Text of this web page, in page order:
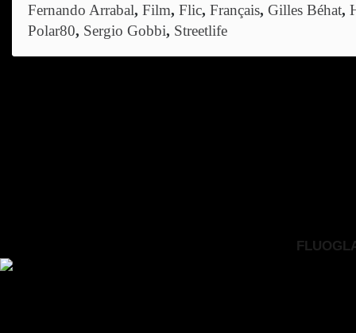
Fernando Arrabal, Film, Flic, Français, Gilles Béhat,
Polar80, Sergio Gobbi, Streetlife